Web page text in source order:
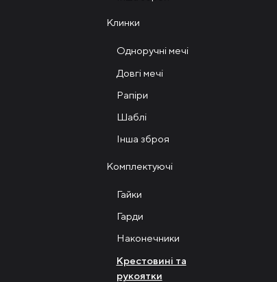
Клинки
Одноручні мечі
Довгі мечі
Рапіри
Шаблі
Інша зброя
Комплектуючі
Гайки
Гарди
Наконечники
Крестовині та
рукоятки